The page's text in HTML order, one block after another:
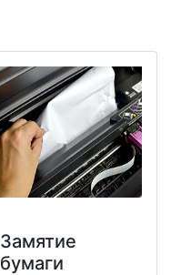
Замятие
бумаги